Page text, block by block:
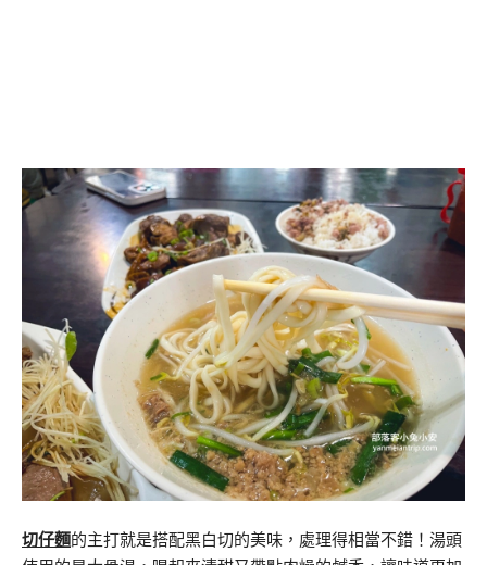
切仔麵的主打就是搭配黑白切的美味，處理得相當不錯！湯頭